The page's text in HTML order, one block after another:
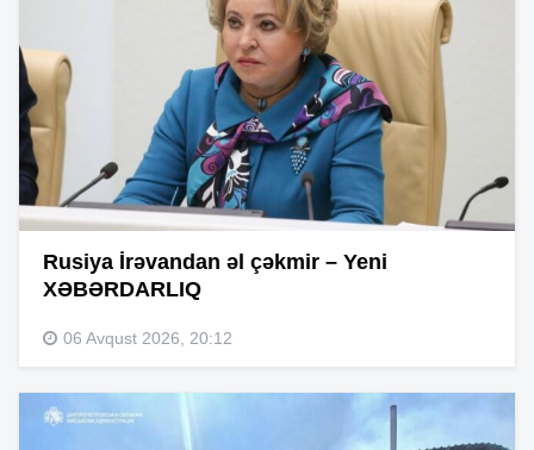
Rusiya İrəvandan əl çəkmir – Yeni
XƏBƏRDARLIQ
06 Avqust 2026, 20:12